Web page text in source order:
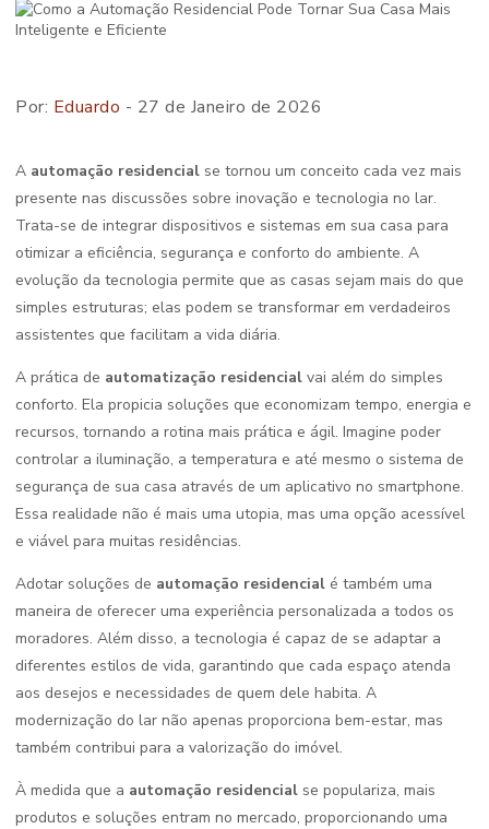
Por: Eduardo - 27 de Janeiro de 2026
A automação residencial se tornou um conceito cada vez mais
presente nas discussões sobre inovação e tecnologia no lar.
Trata-se de integrar dispositivos e sistemas em sua casa para
otimizar a eficiência, segurança e conforto do ambiente. A
evolução da tecnologia permite que as casas sejam mais do que
simples estruturas; elas podem se transformar em verdadeiros
assistentes que facilitam a vida diária.
A prática de automatização residencial vai além do simples
conforto. Ela propicia soluções que economizam tempo, energia e
recursos, tornando a rotina mais prática e ágil. Imagine poder
controlar a iluminação, a temperatura e até mesmo o sistema de
segurança de sua casa através de um aplicativo no smartphone.
Essa realidade não é mais uma utopia, mas uma opção acessível
e viável para muitas residências.
Adotar soluções de automação residencial é também uma
maneira de oferecer uma experiência personalizada a todos os
moradores. Além disso, a tecnologia é capaz de se adaptar a
diferentes estilos de vida, garantindo que cada espaço atenda
aos desejos e necessidades de quem dele habita. A
modernização do lar não apenas proporciona bem-estar, mas
também contribui para a valorização do imóvel.
À medida que a automação residencial se populariza, mais
produtos e soluções entram no mercado, proporcionando uma